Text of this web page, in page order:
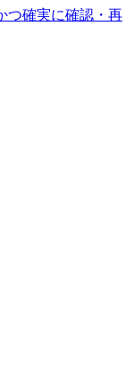
つ確実に確認・再